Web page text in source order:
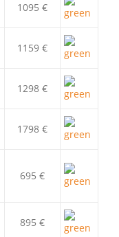
1095 €
1159 €
1298 €
1798 €
695 €
895 €